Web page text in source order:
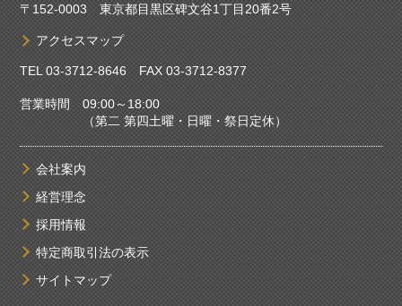
〒152-0003 東京都目黒区碑文谷1丁目20番2号
アクセスマップ
TEL03-3712-8646FAX 03-3712-8377
営業時間 09:00～18:00
（第二 第四土曜・日曜・祭日定休）
会社案内
経営理念
採用情報
特定商取引法の表示
サイトマップ